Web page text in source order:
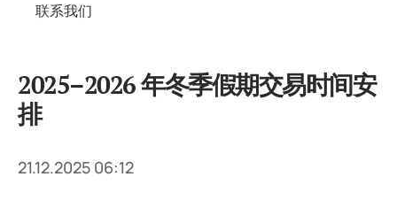
联系我们
2025–2026 年冬季假期交易时间安
排
21.12.2025 06:12